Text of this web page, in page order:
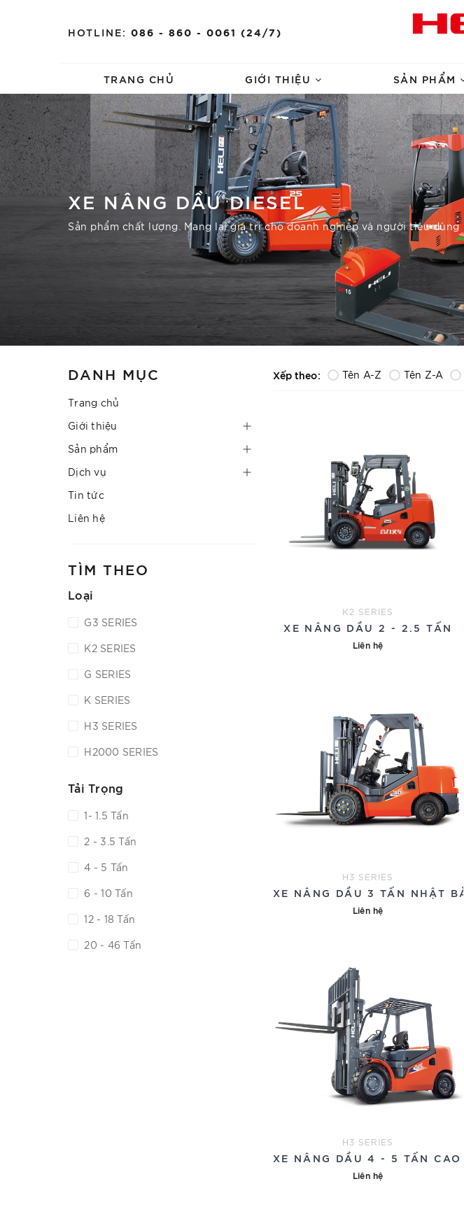
HOTLINE: 086 - 860 - 0061 (24/7)
TRANG CHỦ GIỚI THIỆU SẢN PHẨM
XE NÂNG DẦU DIESEL
Sản phẩm chất lượng. Mang lại giá trị cho doanh nghiệp và người tiêu dùng
Xếp theo: Tên A-Z Tên Z-A
K2 SERIES
XE NÂNG DẦU 2 - 2.5 TẤN
Liên hệ
H3 SERIES
XE NÂNG DẦU 3 TẤN NHẬT
Liên hệ
H3 SERIES
XE NÂNG DẦU 4 - 5 TẤN CAO
Liên hệ
DANH MỤC
Trang chủ
Giới thiệu
Sản phẩm
Dịch vụ
Tin tức
Liên hệ
TÌM THEO
Loại
G3 SERIES
K2 SERIES
G SERIES
K SERIES
H3 SERIES
H2000 SERIES
Tải Trọng
1- 1.5 Tấn
2 - 3.5 Tấn
4 - 5 Tấn
6 - 10 Tấn
12 - 18 Tấn
20 - 46 Tấn